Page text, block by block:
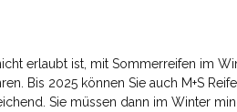
erlaubt ist, mit Sommerreifen im
Bis 2025 können Sie auch M+S
Sie müssen dann im Winter